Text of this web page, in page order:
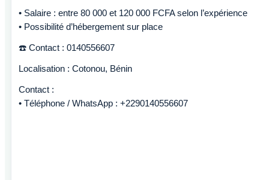
• Salaire : entre 80 000 et 120 000 FCFA selon l’expérience
• Possibilité d’hébergement sur place
☎️ Contact : 0140556607
Localisation : Cotonou, Bénin
Contact :
• Téléphone / WhatsApp : +2290140556607